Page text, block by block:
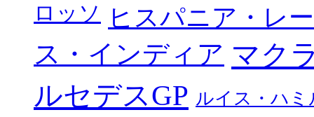
ロッソ ヒスパニア・レ
ス・インディア マク
ルセデスGP ルイス・ハミ